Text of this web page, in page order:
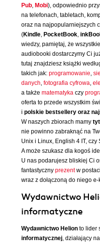
Pub, Mobi), odpowiednio
na telefonach, tabletach,
oraz na najpopularniejszych
(Kindle, PocketBook,
wiedzy, pamiętaj, że wszystkie
audiobooki dostarczymy Ci
tutaj znajdziesz książki
takich jak: programowanie,
danych, fotografia cyfrowa,
a także matematyka czy
oferta to przede wszystkim
i polskie bestsellery oraz
W naszych zbiorach mamy
nie powinno zabraknąć na
Unix i Linux, English 4 IT, czy
A może szukasz dla kogoś
U nas podarujesz bliskiej Ci
fantastyczny prezentw postaci
wraz z dołączoną do niego e-
Wydawnictwo
informatyczne
Wydawnictwo Helion to lider
informatycznej, działający